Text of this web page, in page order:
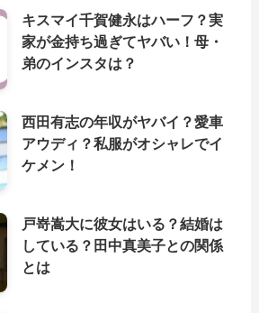
キスマイ千賀健永はハーフ？実
家が金持ち過ぎてヤバい！母・
弟のインスタは？
西田有志の年収がヤバイ？愛車
アウディ？私服がオシャレでイ
ケメン！
戸嵜嵩大に彼女はいる？結婚は
している？田中真美子との関係
とは